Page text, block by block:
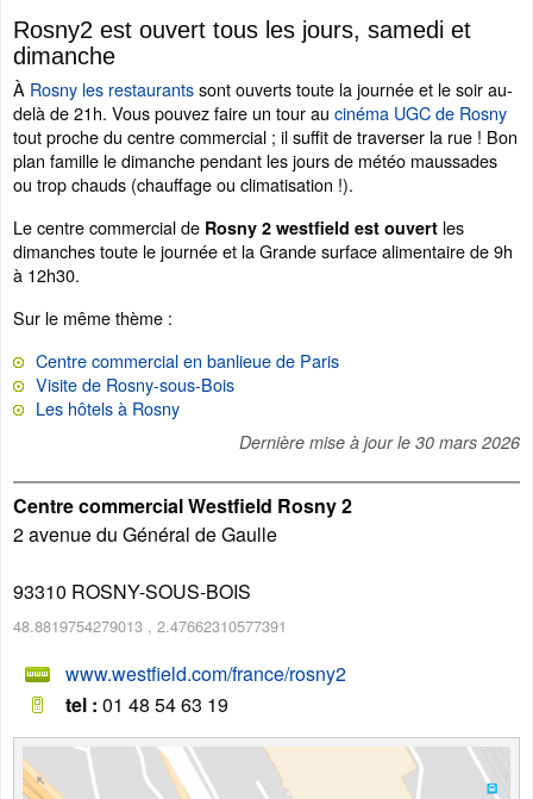
Rosny2 est ouvert tous les jours, samedi et
dimanche
À Rosny les restaurantssont ouverts toute la journée et le soir au-
delà de 21h. Vous pouvez faire un tour au cinéma UGC de Rosny
tout proche du centre commercial ; il suffit de traverser la rue ! Bon
plan famille le dimanche pendant les jours de météo maussades
ou trop chauds (chauffage ou climatisation !).
Le centre commercial de Rosny 2 westfield est ouvert les
dimanches toute le journée et la Grande surface alimentaire de 9h
à 12h30.
Sur le même thème :
Centre commercial en banlieue de Paris
Visite de Rosny-sous-Bois
Les hôtels à Rosny
Dernière mise à jour le 30 mars 2026
Centre commercial Westfield Rosny 2
2 avenue du Général de Gaulle
93310 ROSNY-SOUS-BOIS
48.8819754279013 , 2.47662310577391
www.westfield.com/france/rosny2
tel : 01 48 54 63 19